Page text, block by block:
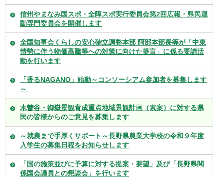
信州やまなみ国スポ・全障スポ実行委員会第2回広報・県民運
動専門委員会を開催します
全国知事会くらしの安心確立調整本部 阿部本部長等が「中東
情勢に伴う物価高騰等への対策に向けた提言」に係る要請活
動を行います
「香るNAGANO」始動～コンソーシアム参加者を募集します
～
木曽谷・御嶽景観育成重点地域景観計画（素案）に対する県
民の皆様からのご意見を募集します
～就農まで手厚くサポート～長野県農業大学校の令和９年度
入学生の募集日程をお知らせします
「国の施策並びに予算に対する提案・要望」及び「長野県関
係国会議員との懇談会」を行います